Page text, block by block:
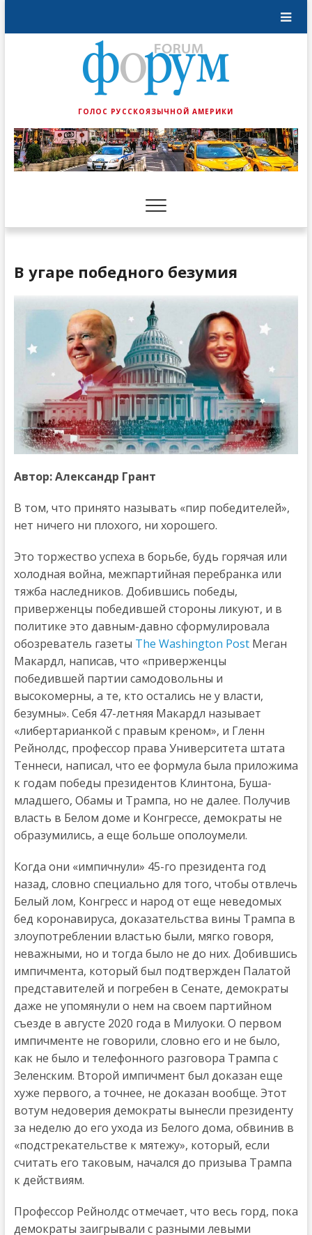
ГОЛОС РУССКОЯЗЫЧНОЙ АМЕРИКИ
В угаре победного безумия
Автор: Александр Грант
В том, что принято называть «пир победителей»,
нет ничего ни плохого, ни хорошего.
Это торжество успеха в борьбе, будь горячая или
холодная война, межпартийная перебранка или
тяжба наследников. Добившись победы,
приверженцы победившей стороны ликуют, и в
политике это давным-давно сформулировала
обозреватель газеты The Washington PostМеган
Макардл, написав, что «приверженцы
победившей партии самодовольны и
высокомерны, а те, кто остались не у власти,
безумны». Себя 47-летняя Макардл называет
«либертарианкой с правым креном», и Гленн
Рейнолдс, профессор права Университета штата
Теннеси, написал, что ее формула была приложима
к годам победы президентов Клинтона, Буша-
младшего, Обамы и Трампа, но не далее. Получив
власть в Белом доме и Конгрессе, демократы не
образумились, а еще больше ополоумели.
Когда они «импичнули» 45-го президента год
назад, словно специально для того, чтобы отвлечь
Белый лом, Конгресс и народ от еще неведомых
бед коронавируса, доказательства вины Трампа в
злоупотреблении властью были, мягко говоря,
неважными, но и тогда было не до них. Добившись
импичмента, который был подтвержден Палатой
представителей и погребен в Сенате, демократы
даже не упомянули о нем на своем партийном
съезде в августе 2020 года в Милуоки. О первом
импичменте не говорили, словно его и не было,
как не было и телефонного разговора Трампа с
Зеленским. Второй импичмент был доказан еще
хуже первого, а точнее, не доказан вообще. Этот
вотум недоверия демократы вынесли президенту
за неделю до его ухода из Белого дома, обвинив в
«подстрекательстве к мятежу», который, если
считать его таковым, начался до призыва Трампа
к действиям.
Профессор Рейнолдс отмечает, что весь горд, пока
демократы заигрывали с разными левыми